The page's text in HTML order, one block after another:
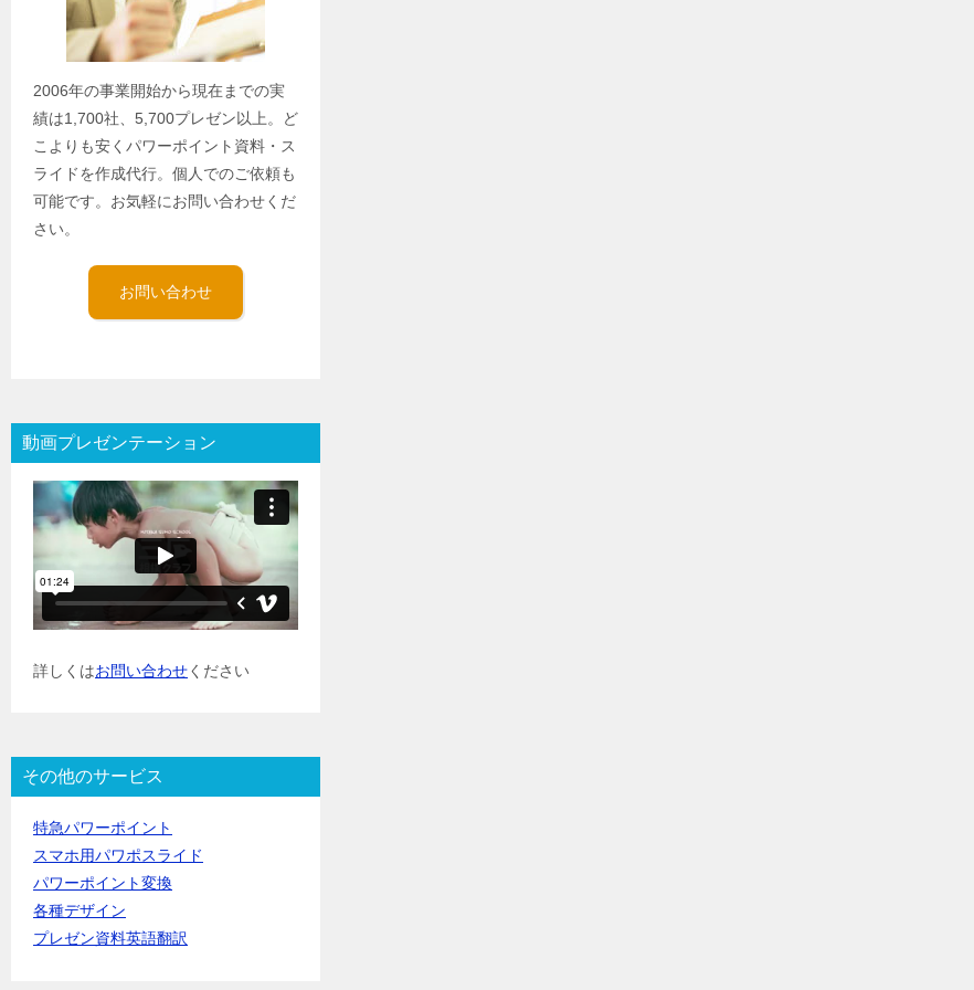
2006年の事業開始から現在までの実
績は1,700社、5,700プレゼン以上。ど
こよりも安くパワーポイント資料・ス
ライドを作成代行。個人でのご依頼も
可能です。お気軽にお問い合わせくだ
さい。
お問い合わせ
動画プレゼンテーション
詳しくはお問い合わせください
その他のサービス
特急パワーポイント
スマホ用パワポスライド
パワーポイント変換
各種デザイン
プレゼン資料英語翻訳